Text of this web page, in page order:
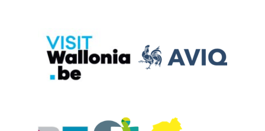
Visiter Wallonie familles
Visiter La Maison du Tourisme du Brabant wallon
Visiter Cawab ASBLVisiter Commission